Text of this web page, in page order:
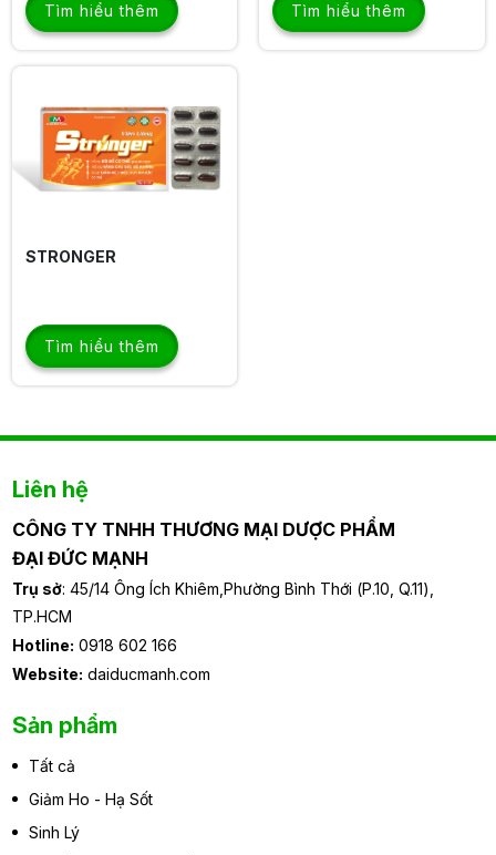
Tìm hiểu thêm Tìm hiểu thêm
STRONGER
Tìm hiểu thêm
Liên hệ
CÔNG TY TNHH THƯƠNG MẠI DƯỢC PHẨM
ĐẠI ĐỨC MẠNH
Trụ sở: 45/14 Ông Ích Khiêm,Phường Bình Thới (P.10, Q.11),
TP.HCM
Hotline: 0918 602 166
Website: daiducmanh.com
Sản phẩm
Tất cả
Giảm Ho - Hạ Sốt
Sinh Lý